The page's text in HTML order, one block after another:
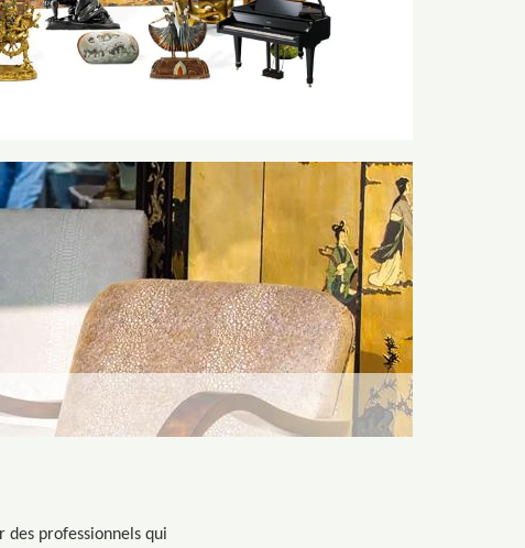
des professionnels qui